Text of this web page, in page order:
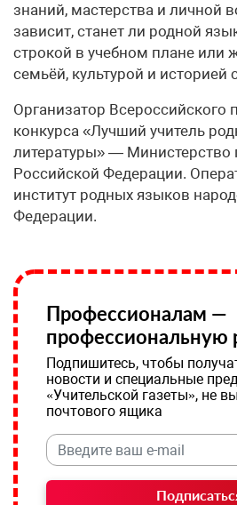
знаний, мастерства и личной
зависит, станет ли родной
строкой в учебном плане или
семьёй, культурой и историей
Организатор Всероссийского
конкурса «Лучший учитель
литературы» — Министерство
Российской Федерации.
институт родных языков
Федерации.
Профессионалам —
профессиональную
Подпишитесь, чтобы
новости и специальные
«Учительской газеты», не
почтового ящика